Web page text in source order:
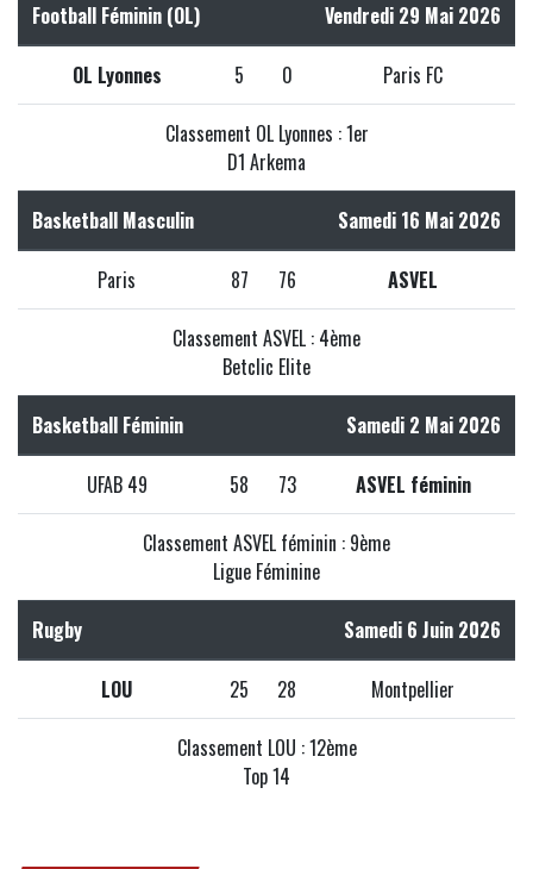
Football Féminin (OL) Vendredi 29 Mai 2026
OL Lyonnes 5 0 Paris FC
Classement OL Lyonnes : 1er
D1 Arkema
Basketball Masculin Samedi 16 Mai 2026
Paris 87 76 ASVEL
Classement ASVEL : 4ème
Betclic Elite
Basketball Féminin Samedi 2 Mai 2026
UFAB 49 58 73 ASVEL féminin
Classement ASVEL féminin : 9ème
Ligue Féminine
Rugby Samedi 6 Juin 2026
LOU 25 28 Montpellier
Classement LOU : 12ème
Top 14